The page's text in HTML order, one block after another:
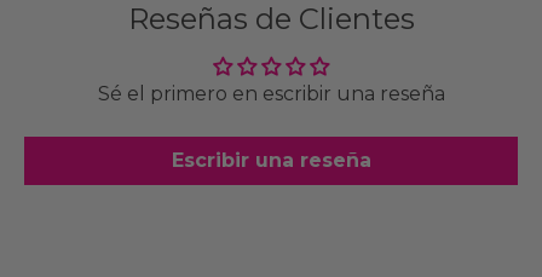
Reseñas de Clientes
Sé el primero en escribir una reseña
Escribir una reseña